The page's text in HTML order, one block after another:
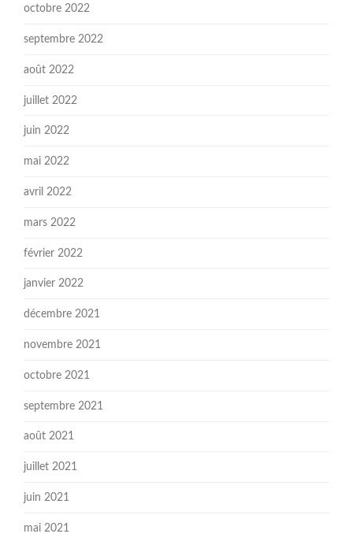
octobre 2022
septembre 2022
août 2022
juillet 2022
juin 2022
mai 2022
avril 2022
mars 2022
février 2022
janvier 2022
décembre 2021
novembre 2021
octobre 2021
septembre 2021
août 2021
juillet 2021
juin 2021
mai 2021